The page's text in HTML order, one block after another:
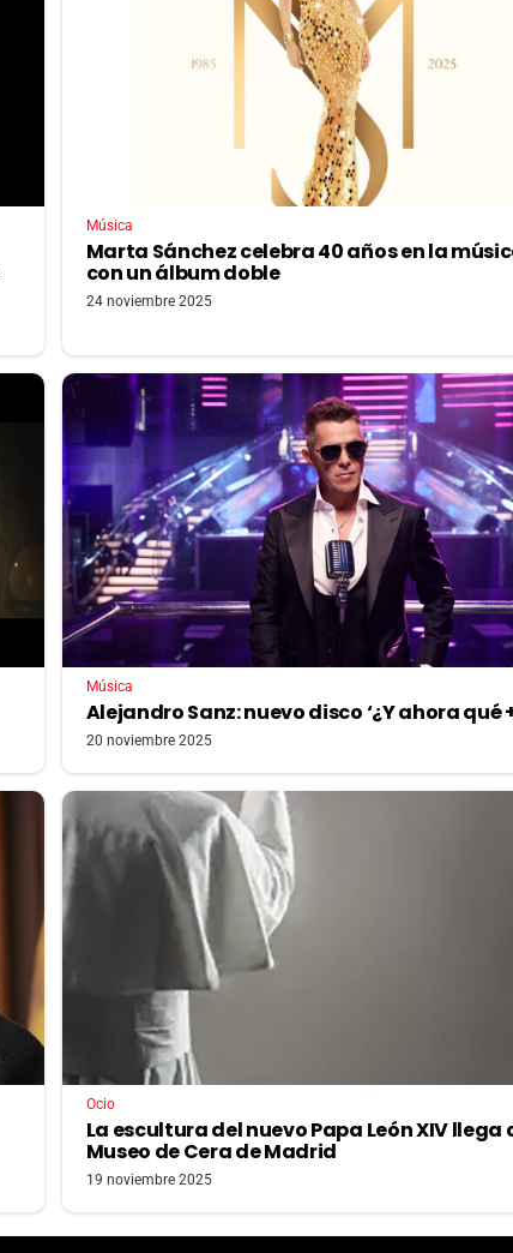
Música
Marta Sánchez celebra 40 años en la
con un álbum doble
24 noviembre 2025
Música
Alejandro Sanz: nuevo disco ‘¿Y ahora qué
20 noviembre 2025
Ocio
La escultura del nuevo Papa León XIV llega
Museo de Cera de Madrid
19 noviembre 2025